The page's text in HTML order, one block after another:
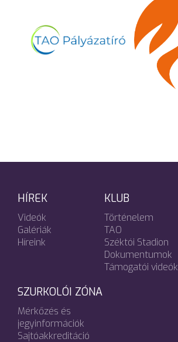
HÍREK
Videók
Galériák
Híreink
KLUB
Történelem
TAO
Széktói Stadion
Dokumentumok
Támogatói videók
SZURKOLÓI ZÓNA
Mérkőzés és
jegyinformációk
Sajtóakkreditáció